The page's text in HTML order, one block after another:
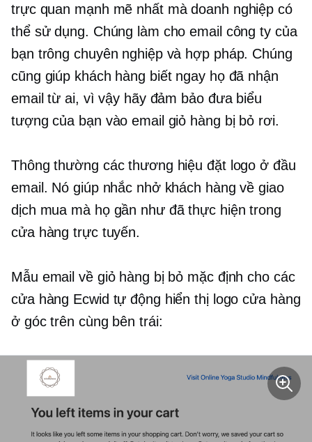
trực quan mạnh mẽ nhất mà doanh nghiệp có
thể sử dụng. Chúng làm cho email công ty của
bạn trông chuyên nghiệp và hợp pháp. Chúng
cũng giúp khách hàng biết ngay họ đã nhận
email từ ai, vì vậy hãy đảm bảo đưa biểu
tượng của bạn vào email giỏ hàng bị bỏ rơi.
Thông thường các thương hiệu đặt logo ở đầu
email. Nó giúp nhắc nhở khách hàng về giao
dịch mua mà họ gần như đã thực hiện trong
cửa hàng trực tuyến.
Mẫu email về giỏ hàng bị bỏ mặc định cho các
cửa hàng Ecwid tự động hiển thị logo cửa hàng
ở góc trên cùng bên trái: